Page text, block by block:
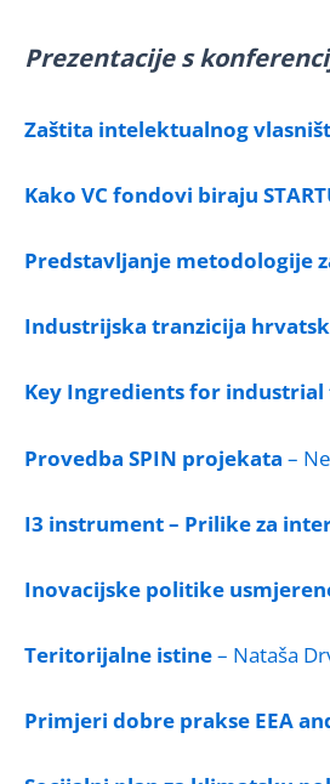
Prezentacije s
Zaštita intelektualnog
Kako VC fondovi biraju
Predstavljanje metodologije
Industrijska tranzicija
Key Ingredients for
Provedba SPIN projekata –
I3 instrument – Prilike za
Inovacijske politike
Teritorijalne istine– Nataša
Primjeri dobre prakse EEA